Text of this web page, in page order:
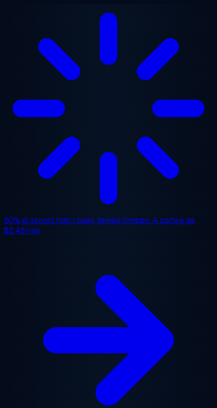
50% di sconto tutti i piani, tempo limitato. A partire da
$2.48/mo